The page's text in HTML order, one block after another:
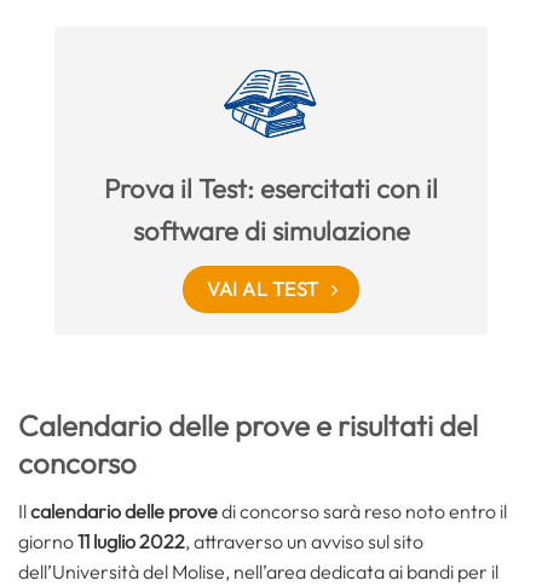
Prova il Test: esercitati con il
software di simulazione
VAI AL TEST
Calendario delle prove e risultati del
concorso
Ilcalendario delle provedi concorso sarà reso noto entro il
giorno11 luglio 2022, attraverso un avviso sul sito
dell’Università del Molise, nell’area dedicata ai bandi per il